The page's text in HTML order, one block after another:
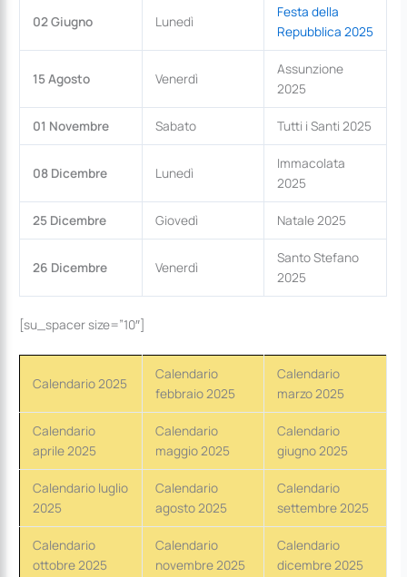
02 Giugno Lunedì
Festa della
Repubblica 2025
15 Agosto Venerdì
Assunzione
2025
01 Novembre Sabato Tutti i Santi 2025
08 Dicembre Lunedì
Immacolata
2025
25 Dicembre Giovedì Natale 2025
26 Dicembre Venerdì
Santo Stefano
2025
[su_spacer size=”10″]
Calendario 2025
Calendario
febbraio 2025
Calendario
marzo 2025
Calendario
aprile 2025
Calendario
maggio 2025
Calendario
giugno 2025
Calendario luglio
2025
Calendario
agosto 2025
Calendario
settembre 2025
Calendario
ottobre 2025
Calendario
novembre 2025
Calendario
dicembre 2025